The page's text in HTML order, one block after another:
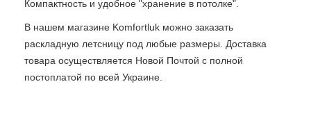
Компактность и удобное "хранение в потолке".
В нашем магазине Komfortluk можно заказать
раскладную летсницу под любые размеры. Доставка
товара осуществляется Новой Почтой с полной
постоплатой по всей Украине.